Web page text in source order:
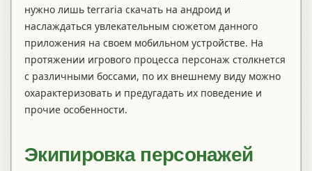
нужно лишь terraria скачать на андроид и
наслаждаться увлекательным сюжетом данного
приложения на своем мобильном устройстве. На
протяжении игрового процесса персонаж столкнется
с различными боссами, по их внешнему виду можно
охарактеризовать и предугадать их поведение и
прочие особенности.
Экипировка персонажей